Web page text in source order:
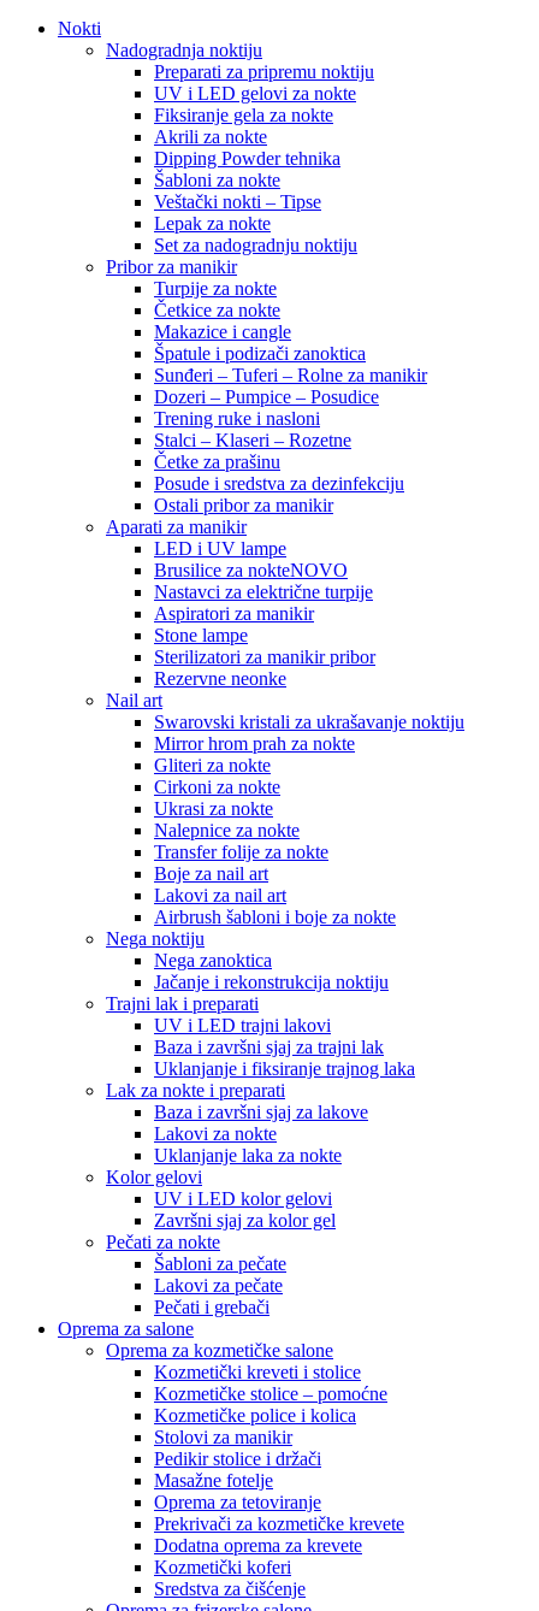
Nokti
Nadogradnja noktiju
Preparati za pripremu noktiju
UV i LED gelovi za nokte
Fiksiranje gela za nokte
Akrili za nokte
Dipping Powder tehnika
Šabloni za nokte
Veštački nokti – Tipse
Lepak za nokte
Set za nadogradnju noktiju
Pribor za manikir
Turpije za nokte
Četkice za nokte
Makazice i cangle
Špatule i podizači zanoktica
Sunđeri – Tuferi – Rolne za manikir
Dozeri – Pumpice – Posudice
Trening ruke i nasloni
Stalci – Klaseri – Rozetne
Četke za prašinu
Posude i sredstva za dezinfekciju
Ostali pribor za manikir
Aparati za manikir
LED i UV lampe
Brusilice za nokteNOVO
Nastavci za električne turpije
Aspiratori za manikir
Stone lampe
Sterilizatori za manikir pribor
Rezervne neonke
Nail art
Swarovski kristali za ukrašavanje noktiju
Mirror hrom prah za nokte
Gliteri za nokte
Cirkoni za nokte
Ukrasi za nokte
Nalepnice za nokte
Transfer folije za nokte
Boje za nail art
Lakovi za nail art
Airbrush šabloni i boje za nokte
Nega noktiju
Nega zanoktica
Jačanje i rekonstrukcija noktiju
Trajni lak i preparati
UV i LED trajni lakovi
Baza i završni sjaj za trajni lak
Uklanjanje i fiksiranje trajnog laka
Lak za nokte i preparati
Baza i završni sjaj za lakove
Lakovi za nokte
Uklanjanje laka za nokte
Kolor gelovi
UV i LED kolor gelovi
Završni sjaj za kolor gel
Pečati za nokte
Šabloni za pečate
Lakovi za pečate
Pečati i grebači
Oprema za salone
Oprema za kozmetičke salone
Kozmetički kreveti i stolice
Kozmetičke stolice – pomoćne
Kozmetičke police i kolica
Stolovi za manikir
Pedikir stolice i držači
Masažne fotelje
Oprema za tetoviranje
Prekrivači za kozmetičke krevete
Dodatna oprema za krevete
Kozmetički koferi
Sredstva za čišćenje